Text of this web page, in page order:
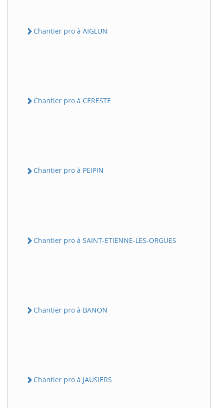
Chantier pro à AIGLUN
Chantier pro à CERESTE
Chantier pro à PEIPIN
Chantier pro à SAINT-ETIENNE-LES-ORGUES
Chantier pro à BANON
Chantier pro à JAUSIERS